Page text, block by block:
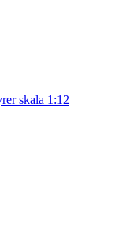
skala 1:12